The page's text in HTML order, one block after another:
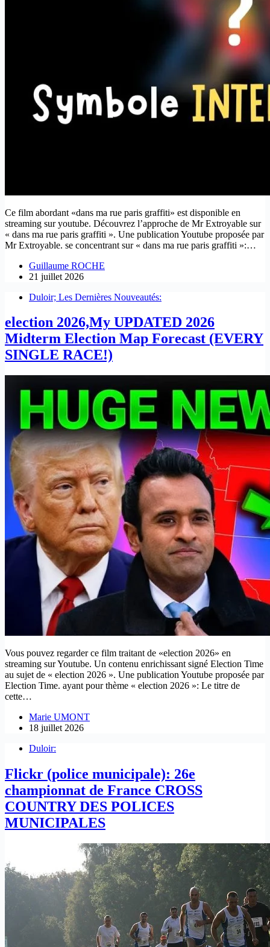
Ce film abordant «dans ma rue paris graffiti» est disponible en
streaming sur youtube. Découvrez l’approche de Mr Extroyable sur
« dans ma rue paris graffiti ». Une publication Youtube proposée par
Mr Extroyable. se concentrant sur « dans ma rue paris graffiti »:…
Guillaume ROCHE
21 juillet 2026
Duloir; Les Dernières Nouveautés:
election 2026,My UPDATED 2026
Midterm Election Map Forecast (EVERY
SINGLE RACE!)
Vous pouvez regarder ce film traitant de «election 2026» en
streaming sur Youtube. Un contenu enrichissant signé Election Time
au sujet de « election 2026 ». Une publication Youtube proposée par
Election Time. ayant pour thème « election 2026 »: Le titre de
cette…
Marie UMONT
18 juillet 2026
Duloir:
Flickr (police municipale): 26e
championnat de France CROSS
COUNTRY DES POLICES
MUNICIPALES